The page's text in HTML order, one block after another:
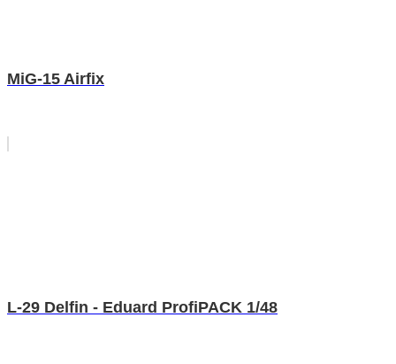
MiG-15 Airfix
L-29 Delfin - Eduard ProfiPACK 1/48